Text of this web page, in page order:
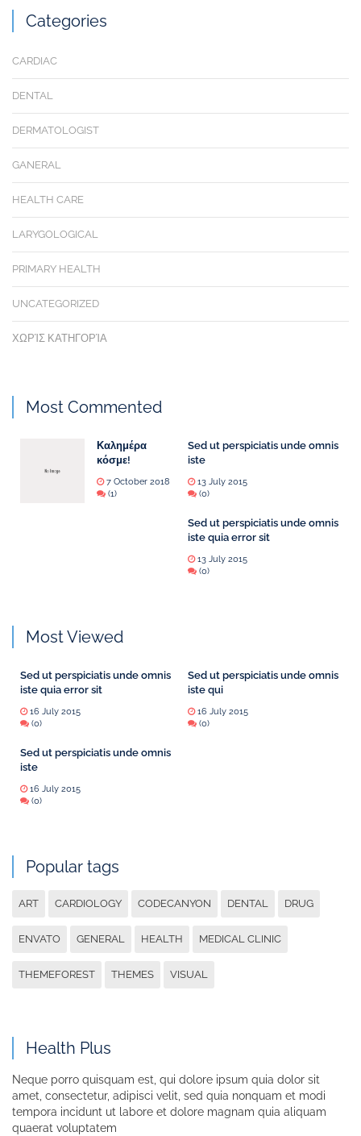
Categories
CARDIAC
DENTAL
DERMATOLOGIST
GANERAL
HEALTH CARE
LARYGOLOGICAL
PRIMARY HEALTH
UNCATEGORIZED
ΧΩΡΊΣ ΚΑΤΗΓΟΡΊΑ
Most Commented
Καλημέρα
κόσμε!
7 October 2018
(1)
Sed ut perspiciatis unde omnis
iste
13 July 2015
(0)
Sed ut perspiciatis unde omnis
iste quia error sit
13 July 2015
(0)
Most Viewed
Sed ut perspiciatis unde omnis
iste quia error sit
16 July 2015
(0)
Sed ut perspiciatis unde omnis
iste qui
16 July 2015
(0)
Sed ut perspiciatis unde omnis
iste
16 July 2015
(0)
Popular tags
ART CARDIOLOGY CODECANYON DENTAL DRUG
ENVATO GENERAL HEALTH MEDICAL CLINIC
THEMEFOREST THEMES VISUAL
Health Plus
Neque porro quisquam est, qui dolore ipsum quia dolor sit
amet, consectetur, adipisci velit, sed quia nonquam et modi
tempora incidunt ut labore et dolore magnam quia aliquam
quaerat voluptatem